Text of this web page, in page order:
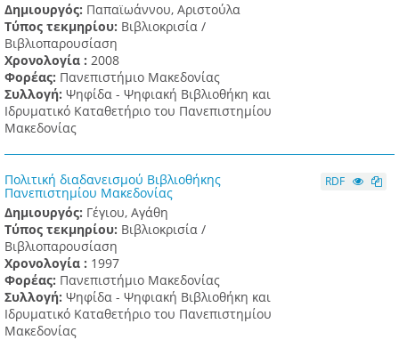
Δημιουργός: Παπαϊωάννου, Αριστούλα
Τύπος τεκμηρίου: Βιβλιοκρισία /
Βιβλιοπαρουσίαση
Χρονολογία : 2008
Φορέας: Πανεπιστήμιο Μακεδονίας
Συλλογή: Ψηφίδα - Ψηφιακή Βιβλιοθήκη και
Ιδρυματικό Καταθετήριο του Πανεπιστημίου
Μακεδονίας
Πολιτική διαδανεισμού Βιβλιοθήκης
Πανεπιστημίου Μακεδονίας
Δημιουργός: Γέγιου, Αγάθη
Τύπος τεκμηρίου: Βιβλιοκρισία /
Βιβλιοπαρουσίαση
Χρονολογία : 1997
Φορέας: Πανεπιστήμιο Μακεδονίας
Συλλογή: Ψηφίδα - Ψηφιακή Βιβλιοθήκη και
Ιδρυματικό Καταθετήριο του Πανεπιστημίου
Μακεδονίας
RDF